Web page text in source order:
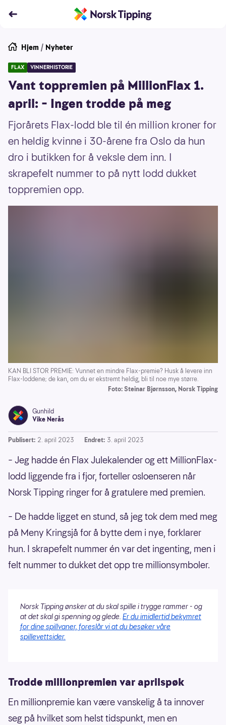
Hjem / Nyheter
FLAX VINNERHISTORIE
Vant toppremien på MillionFlax 1.
april: – Ingen trodde på meg
Fjorårets Flax-lodd ble til én million kroner for
en heldig kvinne i 30-årene fra Oslo da hun
dro i butikken for å veksle dem inn. I
skrapefelt nummer to på nytt lodd dukket
toppremien opp.
KAN BLI STOR PREMIE: Vunnet en mindre Flax-premie? Husk å levere inn
Flax-loddene; de kan, om du er ekstremt heldig, bli til noe mye større.
Foto: Steinar Bjørnsson, Norsk Tipping
Gunhild
Vike Nerås
Publisert: 2. april 2023 Endret: 3. april 2023
– Jeg hadde én Flax Julekalender og ett MillionFlax-
lodd liggende fra i fjor, forteller osloenseren når
Norsk Tipping ringer for å gratulere med premien.
– De hadde ligget en stund, så jeg tok dem med meg
på Meny Kringsjå for å bytte dem i nye, forklarer
hun. I skrapefelt nummer én var det ingenting, men i
felt nummer to dukket det opp tre millionsymboler.
Norsk Tipping ønsker at du skal spille i trygge rammer - og
at det skal gi spenning og glede. Er du imidlertid bekymret
for dine spillvaner, foreslår vi at du besøker våre
spillevettsider.
Trodde millionpremien var aprilspøk
En millionpremie kan være vanskelig å ta innover
seg på hvilket som helst tidspunkt, men en